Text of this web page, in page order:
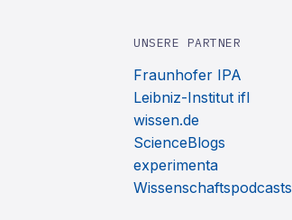
UNSERE PARTNER
Fraunhofer IPA
Leibniz-Institut ifl
wissen.de
ScienceBlogs
experimenta
Wissenschaftspodcasts